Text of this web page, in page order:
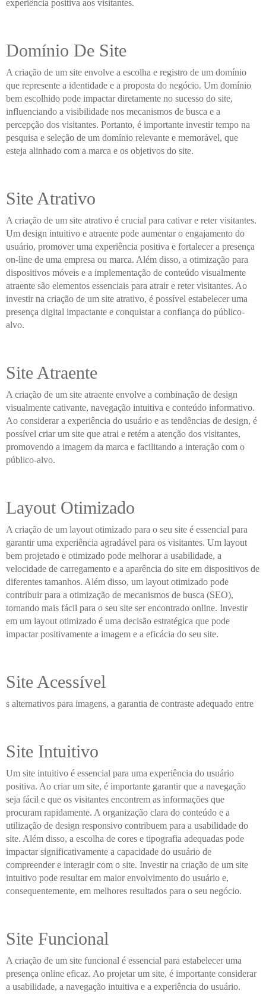
experiência positiva aos visitantes.
Domínio De Site
A criação de um site envolve a escolha e registro de um domínio
que represente a identidade e a proposta do negócio. Um domínio
bem escolhido pode impactar diretamente no sucesso do site,
influenciando a visibilidade nos mecanismos de busca e a
percepção dos visitantes. Portanto, é importante investir tempo na
pesquisa e seleção de um domínio relevante e memorável, que
esteja alinhado com a marca e os objetivos do site.
Site Atrativo
A criação de um site atrativo é crucial para cativar e reter visitantes.
Um design intuitivo e atraente pode aumentar o engajamento do
usuário, promover uma experiência positiva e fortalecer a presença
on-line de uma empresa ou marca. Além disso, a otimização para
dispositivos móveis e a implementação de conteúdo visualmente
atraente são elementos essenciais para atrair e reter visitantes. Ao
investir na criação de um site atrativo, é possível estabelecer uma
presença digital impactante e conquistar a confiança do público-
alvo.
Site Atraente
A criação de um site atraente envolve a combinação de design
visualmente cativante, navegação intuitiva e conteúdo informativo.
Ao considerar a experiência do usuário e as tendências de design, é
possível criar um site que atrai e retém a atenção dos visitantes,
promovendo a imagem da marca e facilitando a interação com o
público-alvo.
Layout Otimizado
A criação de um layout otimizado para o seu site é essencial para
garantir uma experiência agradável para os visitantes. Um layout
bem projetado e otimizado pode melhorar a usabilidade, a
velocidade de carregamento e a aparência do site em dispositivos de
diferentes tamanhos. Além disso, um layout otimizado pode
contribuir para a otimização de mecanismos de busca (SEO),
tornando mais fácil para o seu site ser encontrado online. Investir
em um layout otimizado é uma decisão estratégica que pode
impactar positivamente a imagem e a eficácia do seu site.
Site Acessível
s alternativos para imagens, a garantia de contraste adequado entre
Site Intuitivo
Um site intuitivo é essencial para uma experiência do usuário
positiva. Ao criar um site, é importante garantir que a navegação
seja fácil e que os visitantes encontrem as informações que
procuram rapidamente. A organização clara do conteúdo e a
utilização de design responsivo contribuem para a usabilidade do
site. Além disso, a escolha de cores e tipografia adequadas pode
impactar significativamente a capacidade do usuário de
compreender e interagir com o site. Investir na criação de um site
intuitivo pode resultar em maior envolvimento do usuário e,
consequentemente, em melhores resultados para o seu negócio.
Site Funcional
A criação de um site funcional é essencial para estabelecer uma
presença online eficaz. Ao projetar um site, é importante considerar
a usabilidade, a navegação intuitiva e a experiência do usuário.